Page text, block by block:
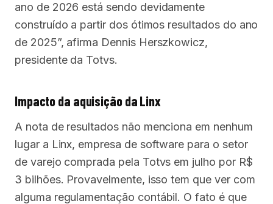
ano de 2026 está sendo devidamente
construído a partir dos ótimos resultados do ano
de 2025”, afirma Dennis Herszkowicz,
presidente da Totvs.
Impacto da aquisição da Linx
A nota de resultados não menciona em nenhum
lugar a Linx, empresa de software para o setor
de varejo comprada pela Totvs em julho por R$
3 bilhões. Provavelmente, isso tem que ver com
alguma regulamentação contábil. O fato é que